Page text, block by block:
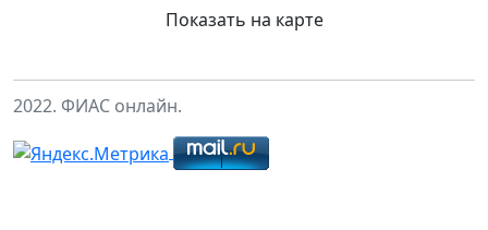
Показать на карте
2022. ФИАС онлайн.